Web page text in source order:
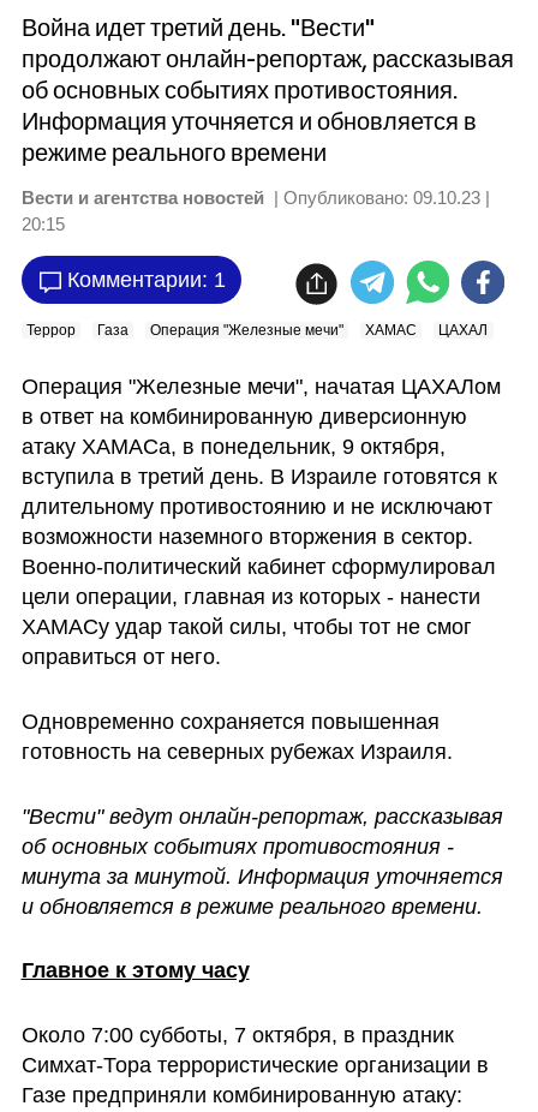
Война идет третий день. "Вести"
продолжают онлайн-репортаж, рассказывая
об основных событиях противостояния.
Информация уточняется и обновляется в
режиме реального времени
Вести и агентства новостей | Опубликовано: 09.10.23 |
20:15
Комментарии: 1
Террор Газа Операция "Железные мечи" ХАМАС ЦАХАЛ
Операция "Железные мечи", начатая ЦАХАЛом
в ответ на комбинированную диверсионную
атаку ХАМАСа, в понедельник, 9 октября,
вступила в третий день. В Израиле готовятся к
длительному противостоянию и не исключают
возможности наземного вторжения в сектор.
Военно-политический кабинет сформулировал
цели операции, главная из которых - нанести
ХАМАСу удар такой силы, чтобы тот не смог
оправиться от него.
Одновременно сохраняется повышенная
готовность на северных рубежах Израиля.
"Вести" ведут онлайн-репортаж, рассказывая
об основных событиях противостояния -
минута за минутой. Информация уточняется
и обновляется в режиме реального времени.
Главное к этому часу
Около 7:00 субботы, 7 октября, в праздник
Симхат-Тора террористические организации в
Газе предприняли комбинированную атаку: